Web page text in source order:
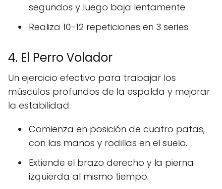
segundos y luego baja lentamente.
Realiza 10-12 repeticiones en 3 series.
4. El Perro Volador
Un ejercicio efectivo para trabajar los
músculos profundos de la espalda y mejorar
la estabilidad:
Comienza en posición de cuatro patas,
con las manos y rodillas en el suelo.
Extiende el brazo derecho y la pierna
izquierda al mismo tiempo.